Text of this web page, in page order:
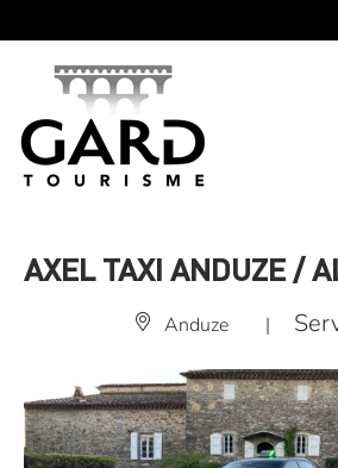
AXEL TAXI ANDUZE /
Anduze |